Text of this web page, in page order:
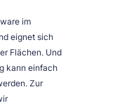
im
eignet sich
Flächen. Und
kann einfach
Zur